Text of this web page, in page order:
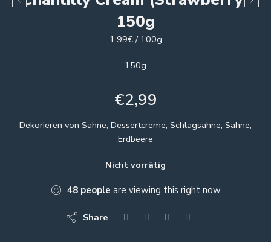
150g
1.99€ / 100g
150g
€2,99
Dekorieren von Sahne, Dessertcreme, Schlagsahne, Sahne,
Erdbeere
Nicht vorrätig
48 people are viewing this right now
Share